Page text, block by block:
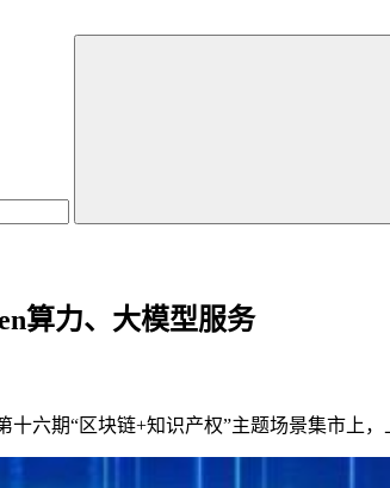
算力、大模型服务
期“区块链+知识产权”主题场景集市上，